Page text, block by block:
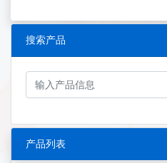
搜索产品
产品列表